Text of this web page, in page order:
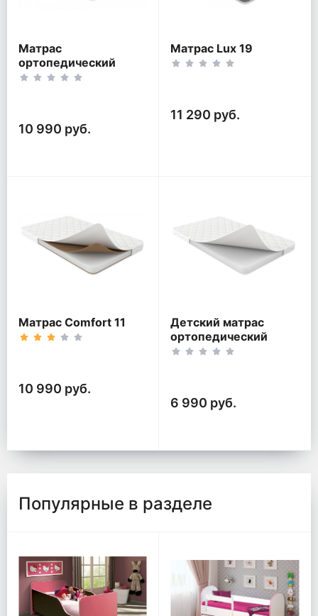
Матрас
ортопедический
Optimal mini TFK
10 990 руб.
Матрас Lux 19
11 290 руб.
Матрас Comfort 11
10 990 руб.
Детский матрас
ортопедический
Classic
6 990 руб.
Популярные в разделе